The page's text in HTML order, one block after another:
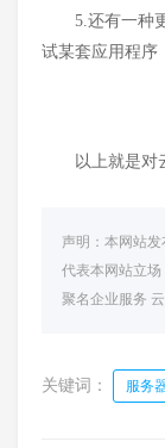
5.还有一种更
试某套应用程序
以上就是对云
声明：本网站
代表本网站立场
聚名企业服务
关键词： 服务